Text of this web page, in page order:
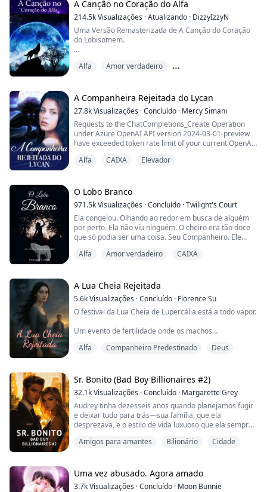
(Não abra este romance levianamente, ou você ficará
tão envol...
A Canção no Coração do Alfa
214.5kVisualizações ·Atualizando · DizzyIzzyN
Uma Versão Remasterizada de A Canção do Coração
do Lobisomem.
passatempo favorito de sua família é torturá-la.
companheiro, que acaba sendo o namorado de sua
irmã mais velha.
Quebrando as correntes que prendiam seus poderes,
Alora é libertada da família que a odeia e ganha uma
nova f...
Alfa
Amor verdadeiro
A Companheira Rejeitada do Lycan
27.8kVisualizações ·Concluído · Mercy Simani
Requests to the ChatCompletions_Create Operation
under Azure OpenAI API version 2024-03-01-preview
have exceeded token rate limit of your current OpenAI
here: https://aka.ms/oai/quotaincrease if you would like
ErrorCode: 429
Content:
{"error":{"code":"429","message":...
Alfa CAIXA Elevador
O Lobo Branco
971.5kVisualizações ·Concluído ·Twilight's Court
Ela congelou. Olhando ao redor em busca de alguém
por perto. Ela não viu ninguém. O cheiro era tão doce
que só podia ser uma coisa. Seu Companheiro. Ele
Então ela ouviu. Um som que fez seu estômago se
revirar e seu peito doer. Gemidos vinham do outro lado
da porta.
Alfa Amor verdadeiro CAIXA
A Lua Cheia Rejeitada
5.6kVisualizações ·Concluído · Florence Su
O festival da Lua Cheia de Lupercália está a todo vapor.
Um evento de fertilidade onde os machos
Alpha Jasper, meu companheiro, lidera a Floresta da
Apesar dos nossos três anos de acasalamento, eu não
me transformei em minha loba, nem produzi o
herdeiro tão desejado. A alcateia está furio...
Alfa Companheiro Predestinado Deus
Sr. Bonito (Bad Boy Billionaires #2)
32.1kVisualizações ·Concluído · Margarette Grey
Audrey tinha dezesseis anos quando planejamos fugir
e deixar tudo para trás—sua família, que ela
desprezava, e o estilo de vida luxuoso que ela sempre
pudesse reivindicar seu corpo, decidi trazê-la de volta,
No entanto, eu sobrevivi e me recuperei. Tornei-me um
homem acima de todos os outros. Tornei-me um bilio...
Amigos para amantes Bilionário Cidade
Uma vez abusado. Agora amado
3.7kVisualizações ·Concluído · Moon Bunnie